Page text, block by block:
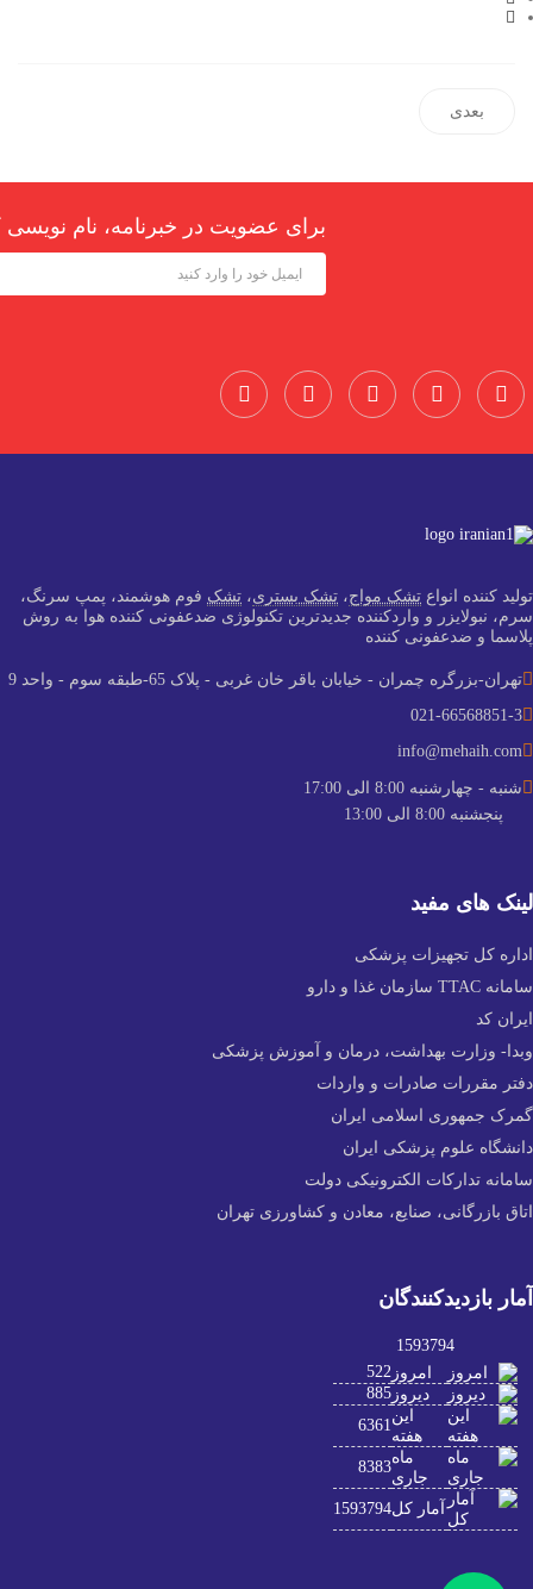
بعدی
برای عضویت در خبرنامه، نام نویسی
تولید کننده انواع تشک مواج، تشک بستری، تشک فوم هوشمند، پمپ سرنگ،
سرم، نبولایزر و واردکننده جدید‌ترین تکنولوژی ضدعفونی کننده هوا به روش
پلاسما و ضدعفونی کننده
تهران-بزرگره چمران - خیابان باقر خان غربی - پلاک 65-طبقه سوم - واحد 9
021-66568851-3
info@mehaih.com
شنبه - چهارشنبه 8:00 الی 17:00
پنجشنبه 8:00 الی 13:00
لینک های مفید
اداره کل تجهیزات پزشکی
سامانه TTAC سازمان غذا و دارو
ایران کد
وبدا- وزارت بهداشت، درمان و آموزش پزشکی
دفتر مقررات صادرات و واردات
گمرک جمهوری اسلامی ایران
دانشگاه علوم پزشکی ایران
سامانه تدارکات الکترونیکی دولت
اتاق بازرگانی، صنایع، معادن و کشاورزی تهران
آمار بازدیدکنندگان
1593794
امروز 522
دیروز 885
این
هفته
6361
ماه
جاری
8383
آمار کل1593794